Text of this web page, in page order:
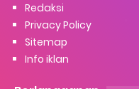
Redaksi
Privacy Policy
Sitemap
Info iklan